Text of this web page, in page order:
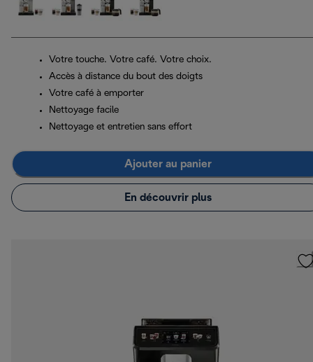
Votre touche. Votre café. Votre choix.
Accès à distance du bout des doigts
Votre café à emporter
Nettoyage facile
Nettoyage et entretien sans effort
Ajouter au panier
En découvrir plus